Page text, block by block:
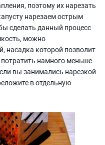
поэтому их нарезать
нарезаем острым
сделать данный процесс
можно
насадка которой позволит
намного меньше
вы занимались нарезкой
в отдельную